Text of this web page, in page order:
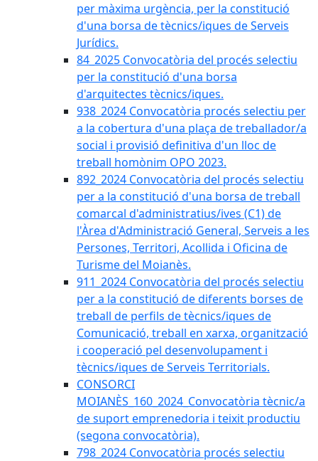
per màxima urgència, per la constitució
d'una borsa de tècnics/iques de Serveis
Jurídics.
84_2025 Convocatòria del procés selectiu
per la constitució d'una borsa
d'arquitectes tècnics/iques.
938_2024 Convocatòria procés selectiu per
a la cobertura d'una plaça de treballador/a
social i provisió definitiva d'un lloc de
treball homònim OPO 2023.
892_2024 Convocatòria del procés selectiu
per a la constitució d'una borsa de treball
comarcal d'administratius/ives (C1) de
l'Àrea d'Administració General, Serveis a les
Persones, Territori, Acollida i Oficina de
Turisme del Moianès.
911_2024 Convocatòria del procés selectiu
per a la constitució de diferents borses de
treball de perfils de tècnics/iques de
Comunicació, treball en xarxa, organització
i cooperació pel desenvolupament i
tècnics/iques de Serveis Territorials.
CONSORCI
MOIANÈS_160_2024_Convocatòria tècnic/a
de suport emprenedoria i teixit productiu
(segona convocatòria).
798_2024 Convocatòria procés selectiu